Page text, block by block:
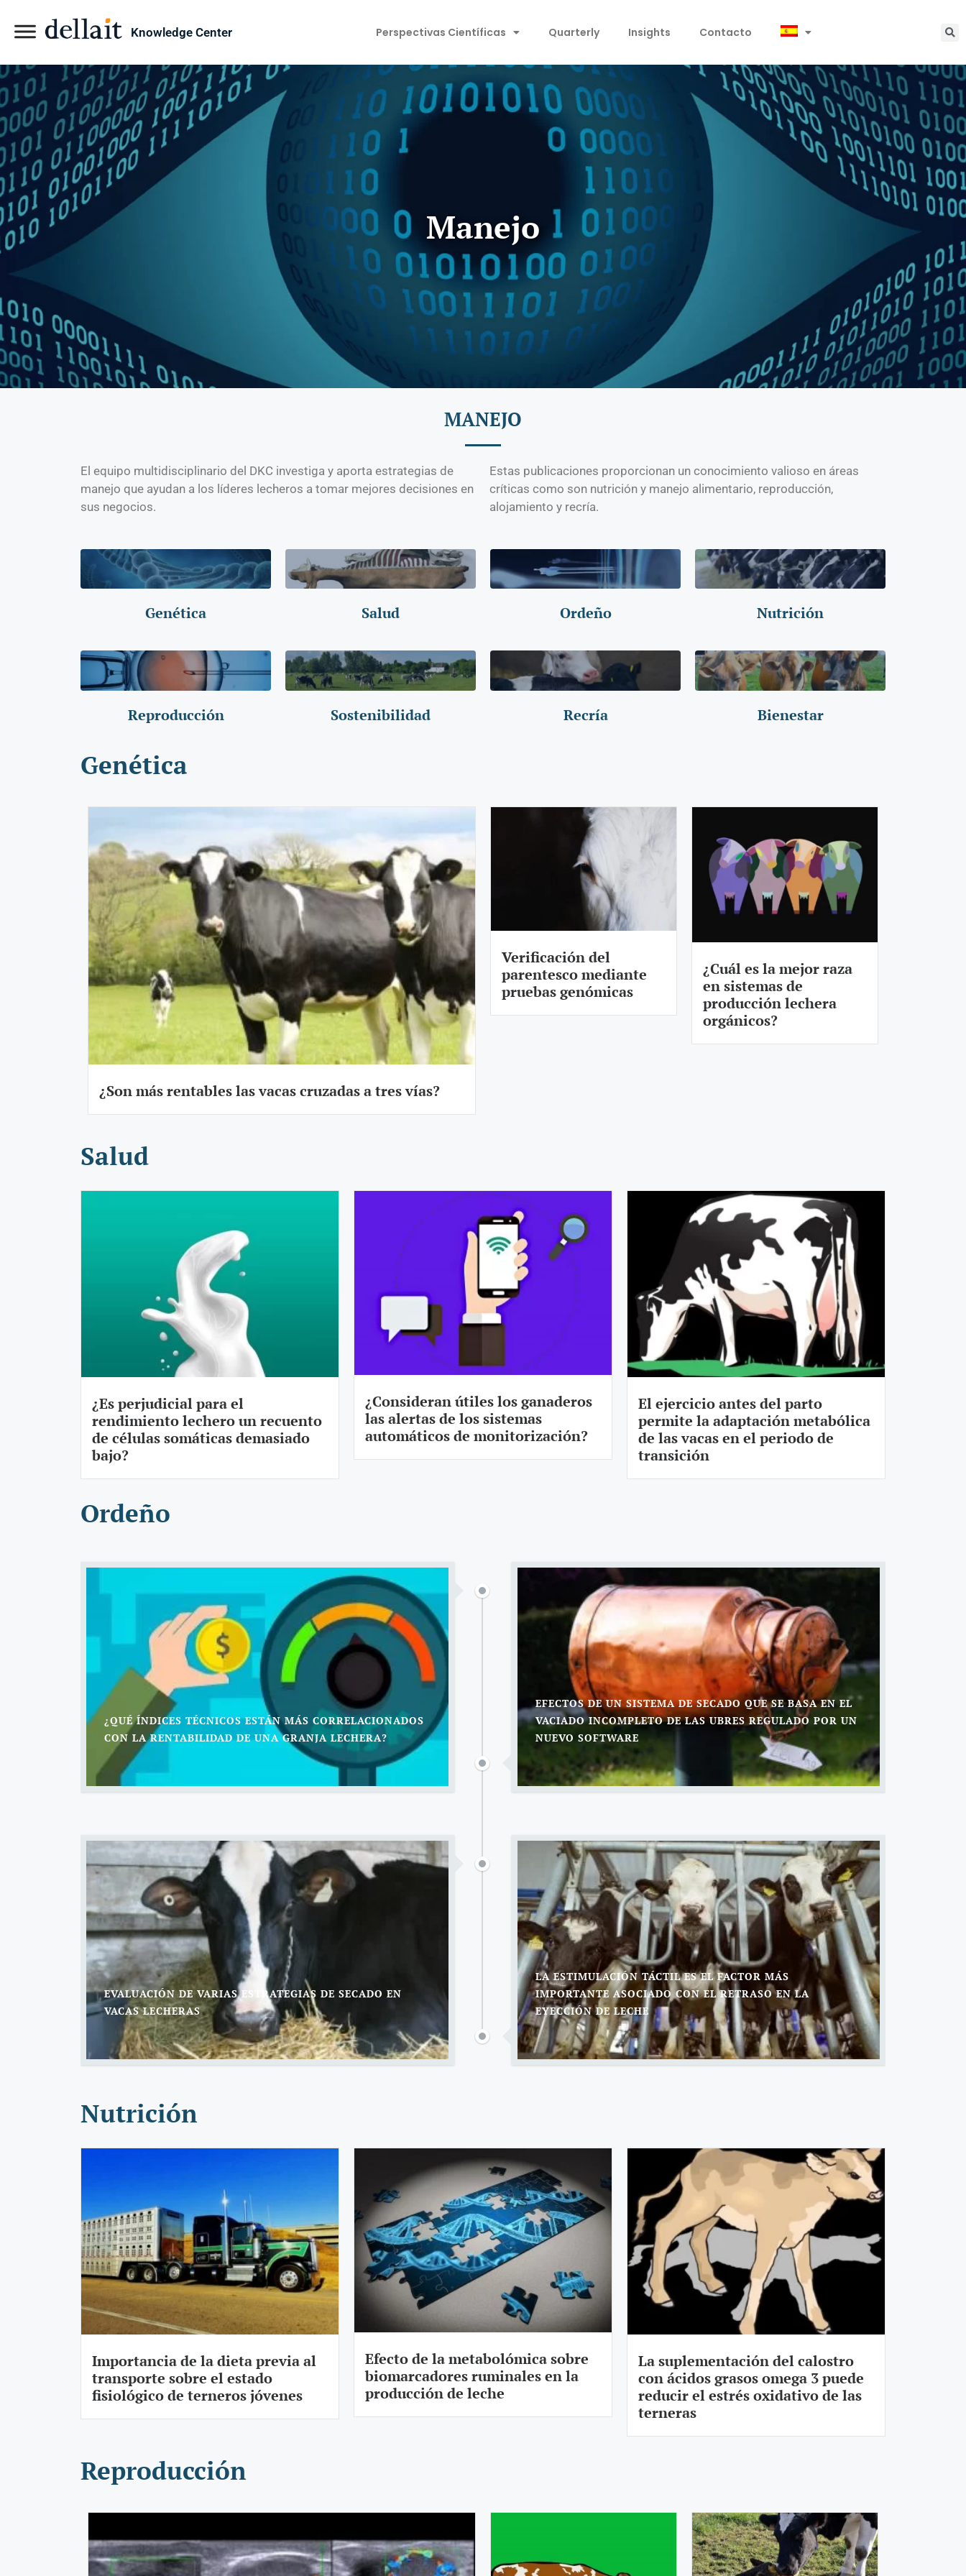
Knowledge Center Perspectivas Científicas Quarterly Insights Contacto
Manejo
MANEJO
El equipo multidisciplinario del DKC investiga y aporta estrategias de
manejo que ayudan a los líderes lecheros a tomar mejores decisiones en
sus negocios.
Estas publicaciones proporcionan un conocimiento valioso en áreas
críticas como son nutrición y manejo alimentario, reproducción,
alojamiento y recría.
Genética Salud Ordeño Nutrición
Reproducción Sostenibilidad Recría Bienestar
Genética
¿Son más rentables las vacas cruzadas a tres vías?
Verificación del
parentesco mediante
pruebas genómicas
¿Cuál es la mejor raza
en sistemas de
producción lechera
orgánicos?
Salud
​¿Es perjudicial para el
rendimiento lechero un recuento
de células somáticas demasiado
bajo?
¿Consideran útiles los ganaderos
las alertas de los sistemas
automáticos de monitorización?
El ejercicio antes del parto
permite la adaptación metabólica
de las vacas en el periodo de
transición
Ordeño
¿QUÉ ÍNDICES TÉCNICOS ESTÁN MÁS CORRELACIONADOS
CON LA RENTABILIDAD DE UNA GRANJA LECHERA?
EFECTOS DE UN SISTEMA DE SECADO QUE SE BASA EN EL
VACIADO INCOMPLETO DE LAS UBRES REGULADO POR UN
NUEVO SOFTWARE
EVALUACIÓN DE VARIAS ESTRATEGIAS DE SECADO EN
VACAS LECHERAS
LA ESTIMULACIÓN TÁCTIL ES EL FACTOR MÁS
IMPORTANTE ASOCIADO CON EL RETRASO EN LA
EYECCIÓN DE LECHE
Nutrición
Importancia de la dieta previa al
transporte sobre el estado
fisiológico de terneros jóvenes
Efecto de la metabolómica sobre
biomarcadores ruminales en la
producción de leche
La suplementación del calostro
con ácidos grasos omega 3 puede
reducir el estrés oxidativo de las
terneras
Reproducción